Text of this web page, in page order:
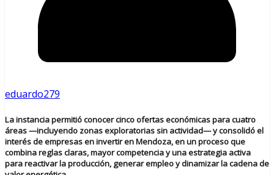
eduardo279
La instancia permitió conocer cinco ofertas económicas para cuatro
áreas —incluyendo zonas exploratorias sin actividad— y consolidó el
interés de empresas en invertir en Mendoza, en un proceso que
combina reglas claras, mayor competencia y una estrategia activa
para reactivar la producción, generar empleo y dinamizar la cadena de